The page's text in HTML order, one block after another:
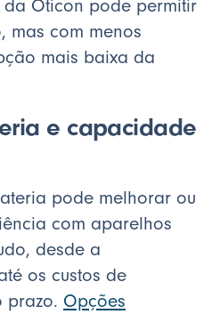
Oticon pode permitir
mas com menos
mais baixa da
e capacidade
pode melhorar ou
com aparelhos
desde a
os custos de
prazo. Opções